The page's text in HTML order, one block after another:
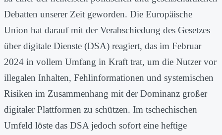
Debatten unserer Zeit geworden. Die Europäische
Union hat darauf mit der Verabschiedung des Gesetzes
über digitale Dienste (DSA) reagiert, das im Februar
2024 in vollem Umfang in Kraft trat, um die Nutzer vor
illegalen Inhalten, Fehlinformationen und systemischen
Risiken im Zusammenhang mit der Dominanz großer
digitaler Plattformen zu schützen. Im tschechischen
Umfeld löste das DSA jedoch sofort eine heftige